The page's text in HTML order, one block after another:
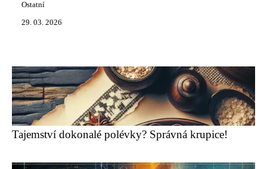
Ostatní
29. 03. 2026
Tajemství dokonalé polévky? Správná krupice!